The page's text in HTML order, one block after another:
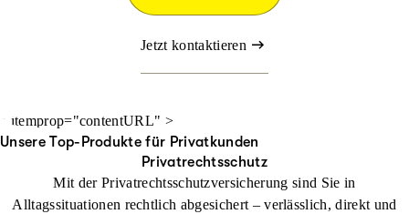
Jetzt kontaktieren
" itemprop="contentURL" >
Unsere Top-Produkte für Privatkunden
Privatrechtsschutz
Mit der Privatrechtsschutzversicherung sind Sie in
Alltagssituationen rechtlich abgesichert – verlässlich, direkt und